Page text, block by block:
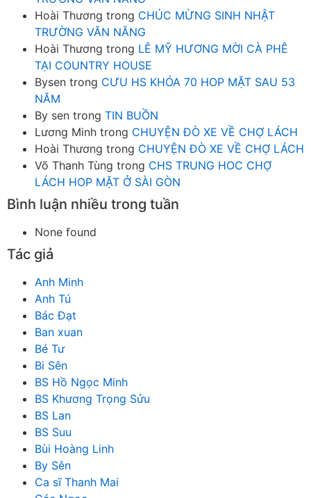
Hoài Thương trong CHÚC MỪNG SINH NHẬT
TRƯỜNG VĂN NĂNG
Hoài Thương trong LÊ MỸ HƯƠNG MỜI CÀ PHÊ
TẠI COUNTRY HOUSE
Bysen trong CƯU HS KHÓA 70 HOP MẶT SAU 53
NĂM
By sen trong TIN BUỒN
Lương Minh trong CHUYỆN ĐÒ XE VỀ CHỢ LÁCH
Hoài Thương trong CHUYỆN ĐÒ XE VỀ CHỢ LÁCH
Võ Thanh Tùng trong CHS TRUNG HOC CHỢ
LÁCH HOP MẶT Ở SÀI GÒN
Bình luận nhiều trong tuần
None found
Tác giả
Anh Minh
Anh Tú
Bác Đạt
Ban xuan
Bé Tư
Bi Sên
BS Hồ Ngọc Minh
BS Khương Trọng Sửu
BS Lan
BS Suu
Bùi Hoàng Linh
By Sên
Ca sĩ Thanh Mai